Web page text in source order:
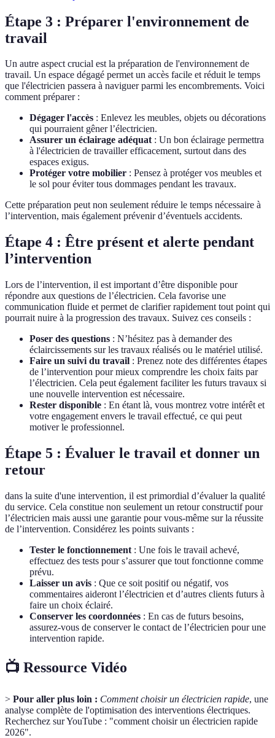
Étape 3 : Préparer l'environnement de
travail
Un autre aspect crucial est la préparation de l'environnement de
travail. Un espace dégagé permet un accès facile et réduit le temps
que l'électricien passera à naviguer parmi les encombrements. Voici
comment préparer :
Dégager l'accès : Enlevez les meubles, objets ou décorations
qui pourraient gêner l’électricien.
Assurer un éclairage adéquat: Un bon éclairage permettra
à l'électricien de travailler efficacement, surtout dans des
espaces exigus.
Protéger votre mobilier : Pensez à protéger vos meubles et
le sol pour éviter tous dommages pendant les travaux.
Cette préparation peut non seulement réduire le temps nécessaire à
l’intervention, mais également prévenir d’éventuels accidents.
Étape 4 : Être présent et alerte pendant
l’intervention
Lors de l’intervention, il est important d’être disponible pour
répondre aux questions de l’électricien. Cela favorise une
communication fluide et permet de clarifier rapidement tout point qui
pourrait nuire à la progression des travaux. Suivez ces conseils :
Poser des questions : N’hésitez pas à demander des
éclaircissements sur les travaux réalisés ou le matériel utilisé.
Faire un suivi du travail : Prenez note des différentes étapes
de l’intervention pour mieux comprendre les choix faits par
l’électricien. Cela peut également faciliter les futurs travaux si
une nouvelle intervention est nécessaire.
Rester disponible : En étant là, vous montrez votre intérêt et
votre engagement envers le travail effectué, ce qui peut
motiver le professionnel.
Étape 5 : Évaluer le travail et donner un
retour
dans la suite d'une intervention, il est primordial d’évaluer la qualité
du service. Cela constitue non seulement un retour constructif pour
l’électricien mais aussi une garantie pour vous-même sur la réussite
de l’intervention. Considérez les points suivants :
Tester le fonctionnement : Une fois le travail achevé,
effectuez des tests pour s’assurer que tout fonctionne comme
prévu.
Laisser un avis : Que ce soit positif ou négatif, vos
commentaires aideront l’électricien et d’autres clients futurs à
faire un choix éclairé.
Conserver les coordonnées : En cas de futurs besoins,
assurez-vous de conserver le contact de l’électricien pour une
intervention rapide.
📺 Ressource Vidéo
> Pour aller plus loin : Comment choisir un électricien rapide, une
analyse complète de l'optimisation des interventions électriques.
Recherchez sur YouTube : "comment choisir un électricien rapide
2026".